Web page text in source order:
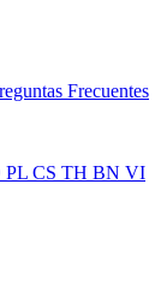
Frecuentes
PL CS TH BN VI